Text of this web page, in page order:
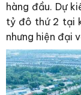
hàng đầu. Dự
tỷ đô thứ 2 tại
nhưng hiện đại